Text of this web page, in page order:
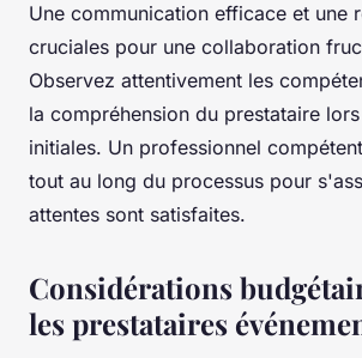
Une communication efficace et une
cruciales pour une collaboration
Observez attentivement les
la compréhension du prestataire
initiales. Un professionnel
tout au long du processus pour
attentes sont satisfaites.
Considérations
les prestataires